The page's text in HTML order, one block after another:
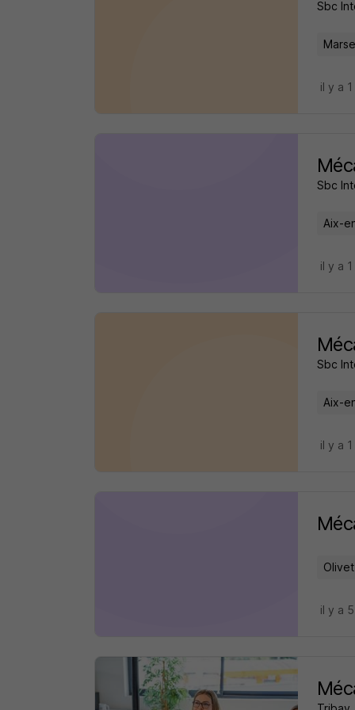
Sbc
il y a
Sbc
Aix-
il y a
Sbc
Aix-
il y a
il y a